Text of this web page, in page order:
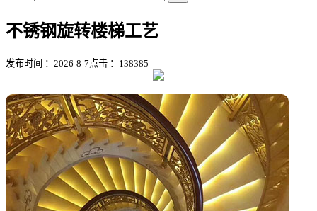
不锈钢旋转楼梯工艺
发布时间 ：2026-8-7 点击 ： 138385